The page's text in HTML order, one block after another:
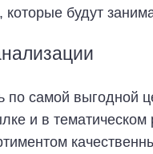
которые будут
по самой выгодной
и в